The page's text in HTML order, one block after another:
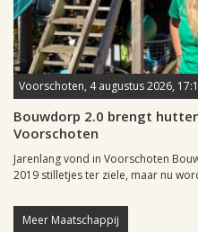
Voorschoten, 4 augustus 2026,
Bouwdorp 2.0 brengt
Voorschoten
Jarenlang vond in Voorschoten
2019 stilletjes ter ziele, maar nu
Meer Maatschappij